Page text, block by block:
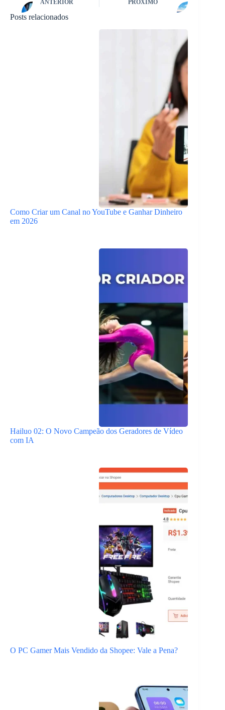
ANTERIOR PRÓXIMO
Posts relacionados
Como Criar um Canal no YouTube e Ganhar Dinheiro
em 2026
Hailuo 02: O Novo Campeão dos Geradores de Vídeo
com IA
O PC Gamer Mais Vendido da Shopee: Vale a Pena?